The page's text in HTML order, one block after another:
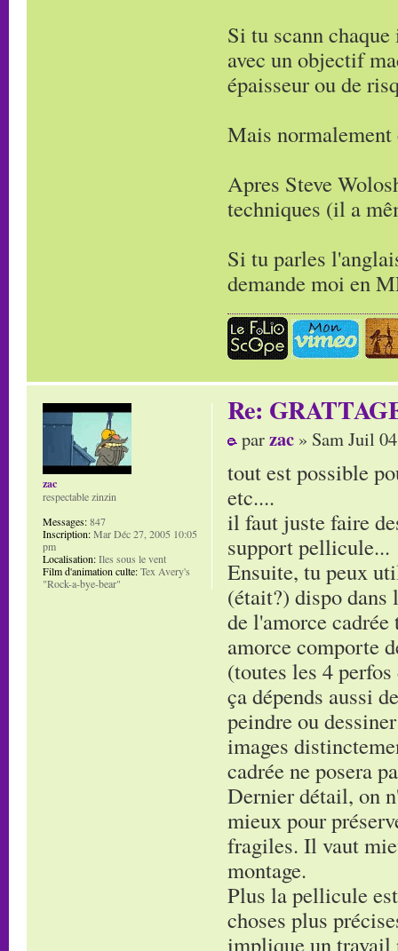
Si tu scann
avec un objectif
épaisseur ou de
Mais
Apres Steve
techniques (il a
Si tu parles
demande moi en
Re:
parzac » Sam Juil
tout est possible
etc....
il faut juste faire
support pellicule...
Ensuite, tu peux
(était?) dispo
de l'amorce
amorce comporte
(toutes les 4
ça dépends aussi
peindre ou
images
cadrée ne posera
Dernier détail, on
mieux pour
fragiles. Il vaut
montage.
Plus la pellicule
choses plus
implique un
zac
respectable zinzin
Messages:847
Inscription:Mar Déc 27, 2005 10:05
pm
Localisation:Iles sous le vent
Film d'animation culte:Tex Avery's
"Rock-a-bye-bear"